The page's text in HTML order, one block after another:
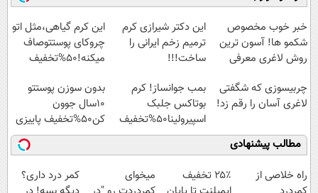
بفروش
ایران شد
◗پرسش‌نامه◖
آموزش رایگان
خبر خوب مخصوص
شکمو ها! آسون ترین
روش لاغری معرفی
این دکتر شیرازی کرم
ترمیم زخم ایرانی را
ساخت!!!
این کرم گیاهی،مثل اتو
چروکای پوستتوصاف
میکنه!50%تخفیف
چربیسوزی که شگفتی
لاغری آسان را رقم زد!
بمب جوانساز! کرم
بوتاکس جلبک
اسپیرولینا50%تخفیف
بدون سوزن پوستتو
10سال جوون
کن50%تخفیف پاییزی
مطالب پیشنهادی
‌راه خلاصی از
۲۵٪ تخفیف
میخوای
کمر درد داری؟